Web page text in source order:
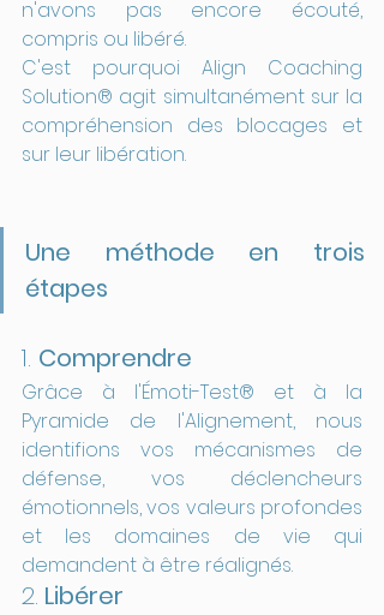
n'avons pas encore écouté,
compris ou libéré.
C'est pourquoi Align Coaching
Solution® agit simultanément sur la
compréhension des blocages et
sur leur libération.
Une méthode en trois
étapes
1. Comprendre
Grâce à l'Émoti-Test® et à la
Pyramide de l'Alignement, nous
identifions vos mécanismes de
défense, vos déclencheurs
émotionnels, vos valeurs profondes
et les domaines de vie qui
demandent à être réalignés.
2. Libérer